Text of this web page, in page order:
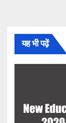
यह भी पढ़ें